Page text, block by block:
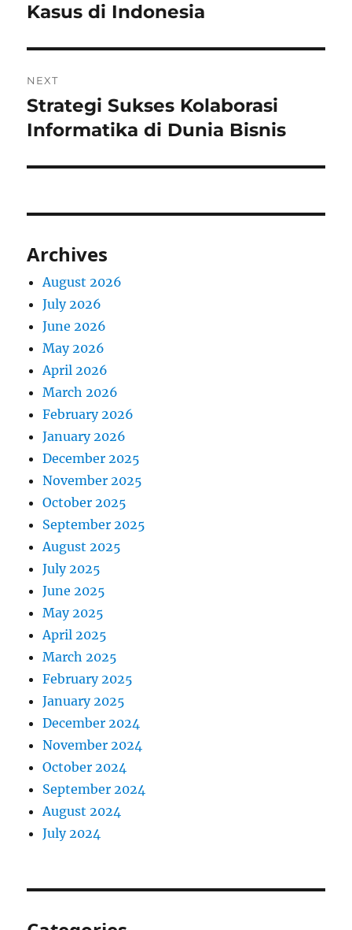
Kasus di Indonesia
NEXT
Next
post:
Strategi Sukses Kolaborasi
Informatika di Dunia Bisnis
Archives
August 2026
July 2026
June 2026
May 2026
April 2026
March 2026
February 2026
January 2026
December 2025
November 2025
October 2025
September 2025
August 2025
July 2025
June 2025
May 2025
April 2025
March 2025
February 2025
January 2025
December 2024
November 2024
October 2024
September 2024
August 2024
July 2024